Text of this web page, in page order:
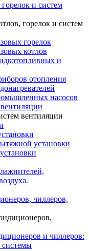
и систем
горелок и систем
горелок
котлов
и
отопления
насосов
вентиляции
установки
чиллеров,
и чиллеров: